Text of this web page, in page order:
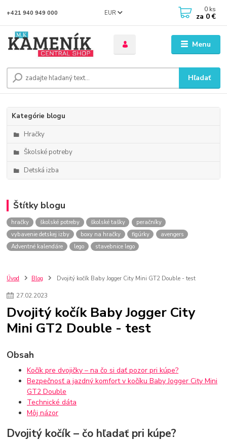
Menu
EUR
Hľadať
+421 940 949 000 0 ks
za 0 €
Kategórie blogu
Hračky
Školské potreby
Detská izba
Štítky blogu
hračky školské potreby školské tašky
peračníky
vybavenie detskej izby
boxy na hračky figúrky
avengers
Adventné kalendáre
lego stavebnice lego
Úvod Blog Dvojitý kočík Baby Jogger City Mini GT2 Double - test
27.02.2023
Dvojitý kočík Baby Jogger City
Mini GT2 Double - test
Obsah
Kočík pre dvojičky – na čo si dať pozor pri kúpe?
Bezpečnosť a jazdný komfort v kočíku Baby Jogger City Mini
GT2 Double
Technické dáta
Môj názor
Dvojitý kočík – čo hľadať pri kúpe?